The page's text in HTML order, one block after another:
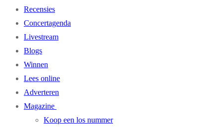
Recensies
Concertagenda
Livestream
Blogs
Winnen
Lees online
Adverteren
Magazine
Koop een los nummer